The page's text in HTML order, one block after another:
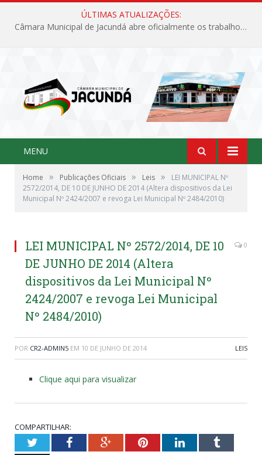
ÚLTIMAS ATUALIZAÇÕES:
Câmara Municipal de Jacundá abre oficialmente os trabalhos legislativos de 2026
MENU
Home » Publicações Oficiais » Leis »
LEI MUNICIPAL Nº
2572/2014, DE 10 DE JUNHO DE 2014 (Altera dispositivos da Lei
Municipal Nº 2424/2007 e revoga Lei Municipal Nº 2484/2010)
LEI MUNICIPAL Nº 2572/2014, DE 10
DE JUNHO DE 2014 (Altera
dispositivos da Lei Municipal Nº
2424/2007 e revoga Lei Municipal
Nº 2484/2010)
0
POR CR2-ADMIN5 EM 10 DE JUNHO DE 2014 LEIS
Clique aqui para visualizar
COMPARTILHAR:
TwitterFacebookGoogle+PinterestLinkedInTumblr